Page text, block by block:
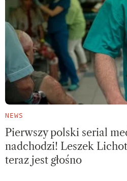
NEWS
Pierwszy polski serial
nadchodzi! Leszek
teraz jest głośno